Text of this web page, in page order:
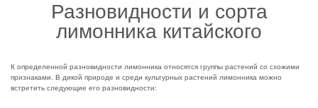
Разновидности и сорта
лимонника китайского
К определенной разновидности лимонника относятся группы растений со схожими
признаками. В дикой природе и среди культурных растений лимонника можно
встретить следующие его разновидности: